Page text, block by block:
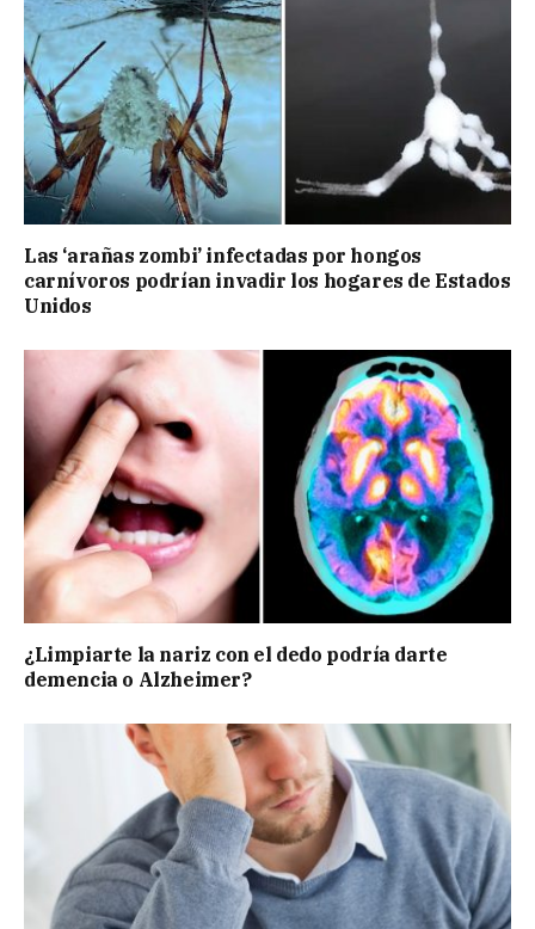
Las ‘arañas zombi’ infectadas por hongos
carnívoros podrían invadir los hogares de Estados
Unidos
¿Limpiarte la nariz con el dedo podría darte
demencia o Alzheimer?